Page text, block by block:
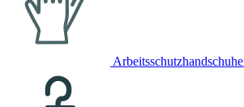
Arbeitsschutzhandschuhe